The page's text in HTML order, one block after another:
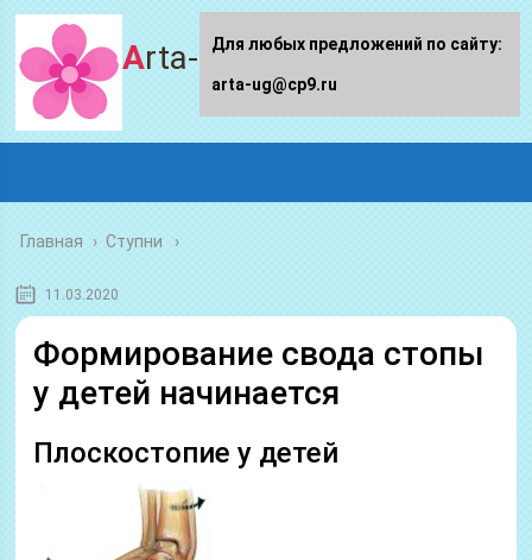
Arta-ug.ru
Главная › Ступни
11.03.2020
Формирование свода стопы
у детей начинается
Плоскостопие у детей
Для любых предложений по сайту:
arta-ug@cp9.ru